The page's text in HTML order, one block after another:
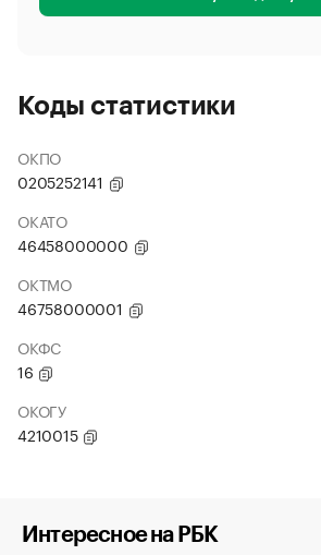
Коды статистики
ОКПО
0205252141
ОКАТО
46458000000
ОКТМО
46758000001
ОКФС
16
ОКОГУ
4210015
Интересное на РБК